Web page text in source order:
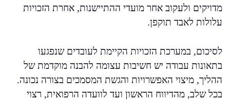
מדויקים ולעקוב אחר מועדי ההתיישנות, אחרת הזכויות
עלולות לאבד תוקפן.
לסיכום, במערכת הזכויות הקיימת לעובדים שנפגעו
בתאונות עבודה יש חשיבות עצומה להבנה מוקדמת של
ההליך, מיצוי האפשרויות והגשת המסמכים בצורה נכונה.
בכל שלב, מהדיווח הראשון ועד לוועדה הרפואית, רצוי